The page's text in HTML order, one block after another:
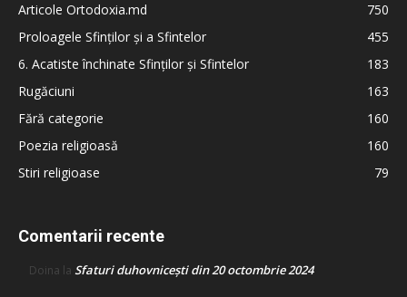
Articole Ortodoxia.md
750
Proloagele Sfinților și a Sfintelor
455
6. Acatiste închinate Sfinților și Sfintelor
183
Rugăciuni
163
Fără categorie
160
Poezia religioasă
160
Stiri religioase
79
Comentarii recente
Doina la Sfaturi duhovnicești din 20 octombrie 2024